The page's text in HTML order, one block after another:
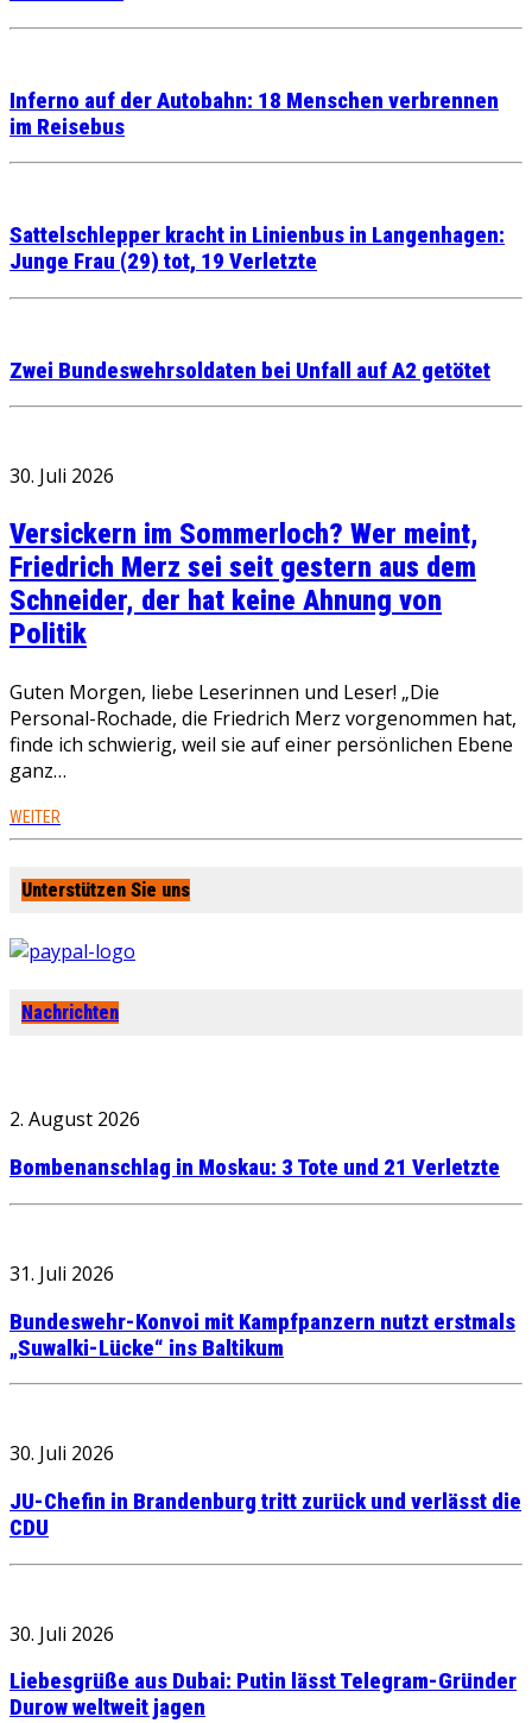
Inferno auf der Autobahn: 18 Menschen verbrennen
im Reisebus
Sattelschlepper kracht in Linienbus in Langenhagen:
Junge Frau (29) tot, 19 Verletzte
Zwei Bundeswehrsoldaten bei Unfall auf A2 getötet
30. Juli 2026
Versickern im Sommerloch? Wer meint,
Friedrich Merz sei seit gestern aus dem
Schneider, der hat keine Ahnung von
Politik
Guten Morgen, liebe Leserinnen und Leser! „Die
Personal-Rochade, die Friedrich Merz vorgenommen hat,
finde ich schwierig, weil sie auf einer persönlichen Ebene
ganz…
WEITER
Unterstützen Sie uns
Nachrichten
2. August 2026
Bombenanschlag in Moskau: 3 Tote und 21 Verletzte
31. Juli 2026
Bundeswehr-Konvoi mit Kampfpanzern nutzt erstmals
„Suwalki-Lücke“ ins Baltikum
30. Juli 2026
JU-Chefin in Brandenburg tritt zurück und verlässt die
CDU
30. Juli 2026
Liebesgrüße aus Dubai: Putin lässt Telegram-Gründer
Durow weltweit jagen